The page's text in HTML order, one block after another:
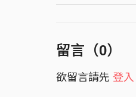
懵懂間還不認～
J Cole（饒舌歌
也許這是一見鍾情
也許心裡太多話
對舞台表演抱有
留言（0）
欲留言請先 登入